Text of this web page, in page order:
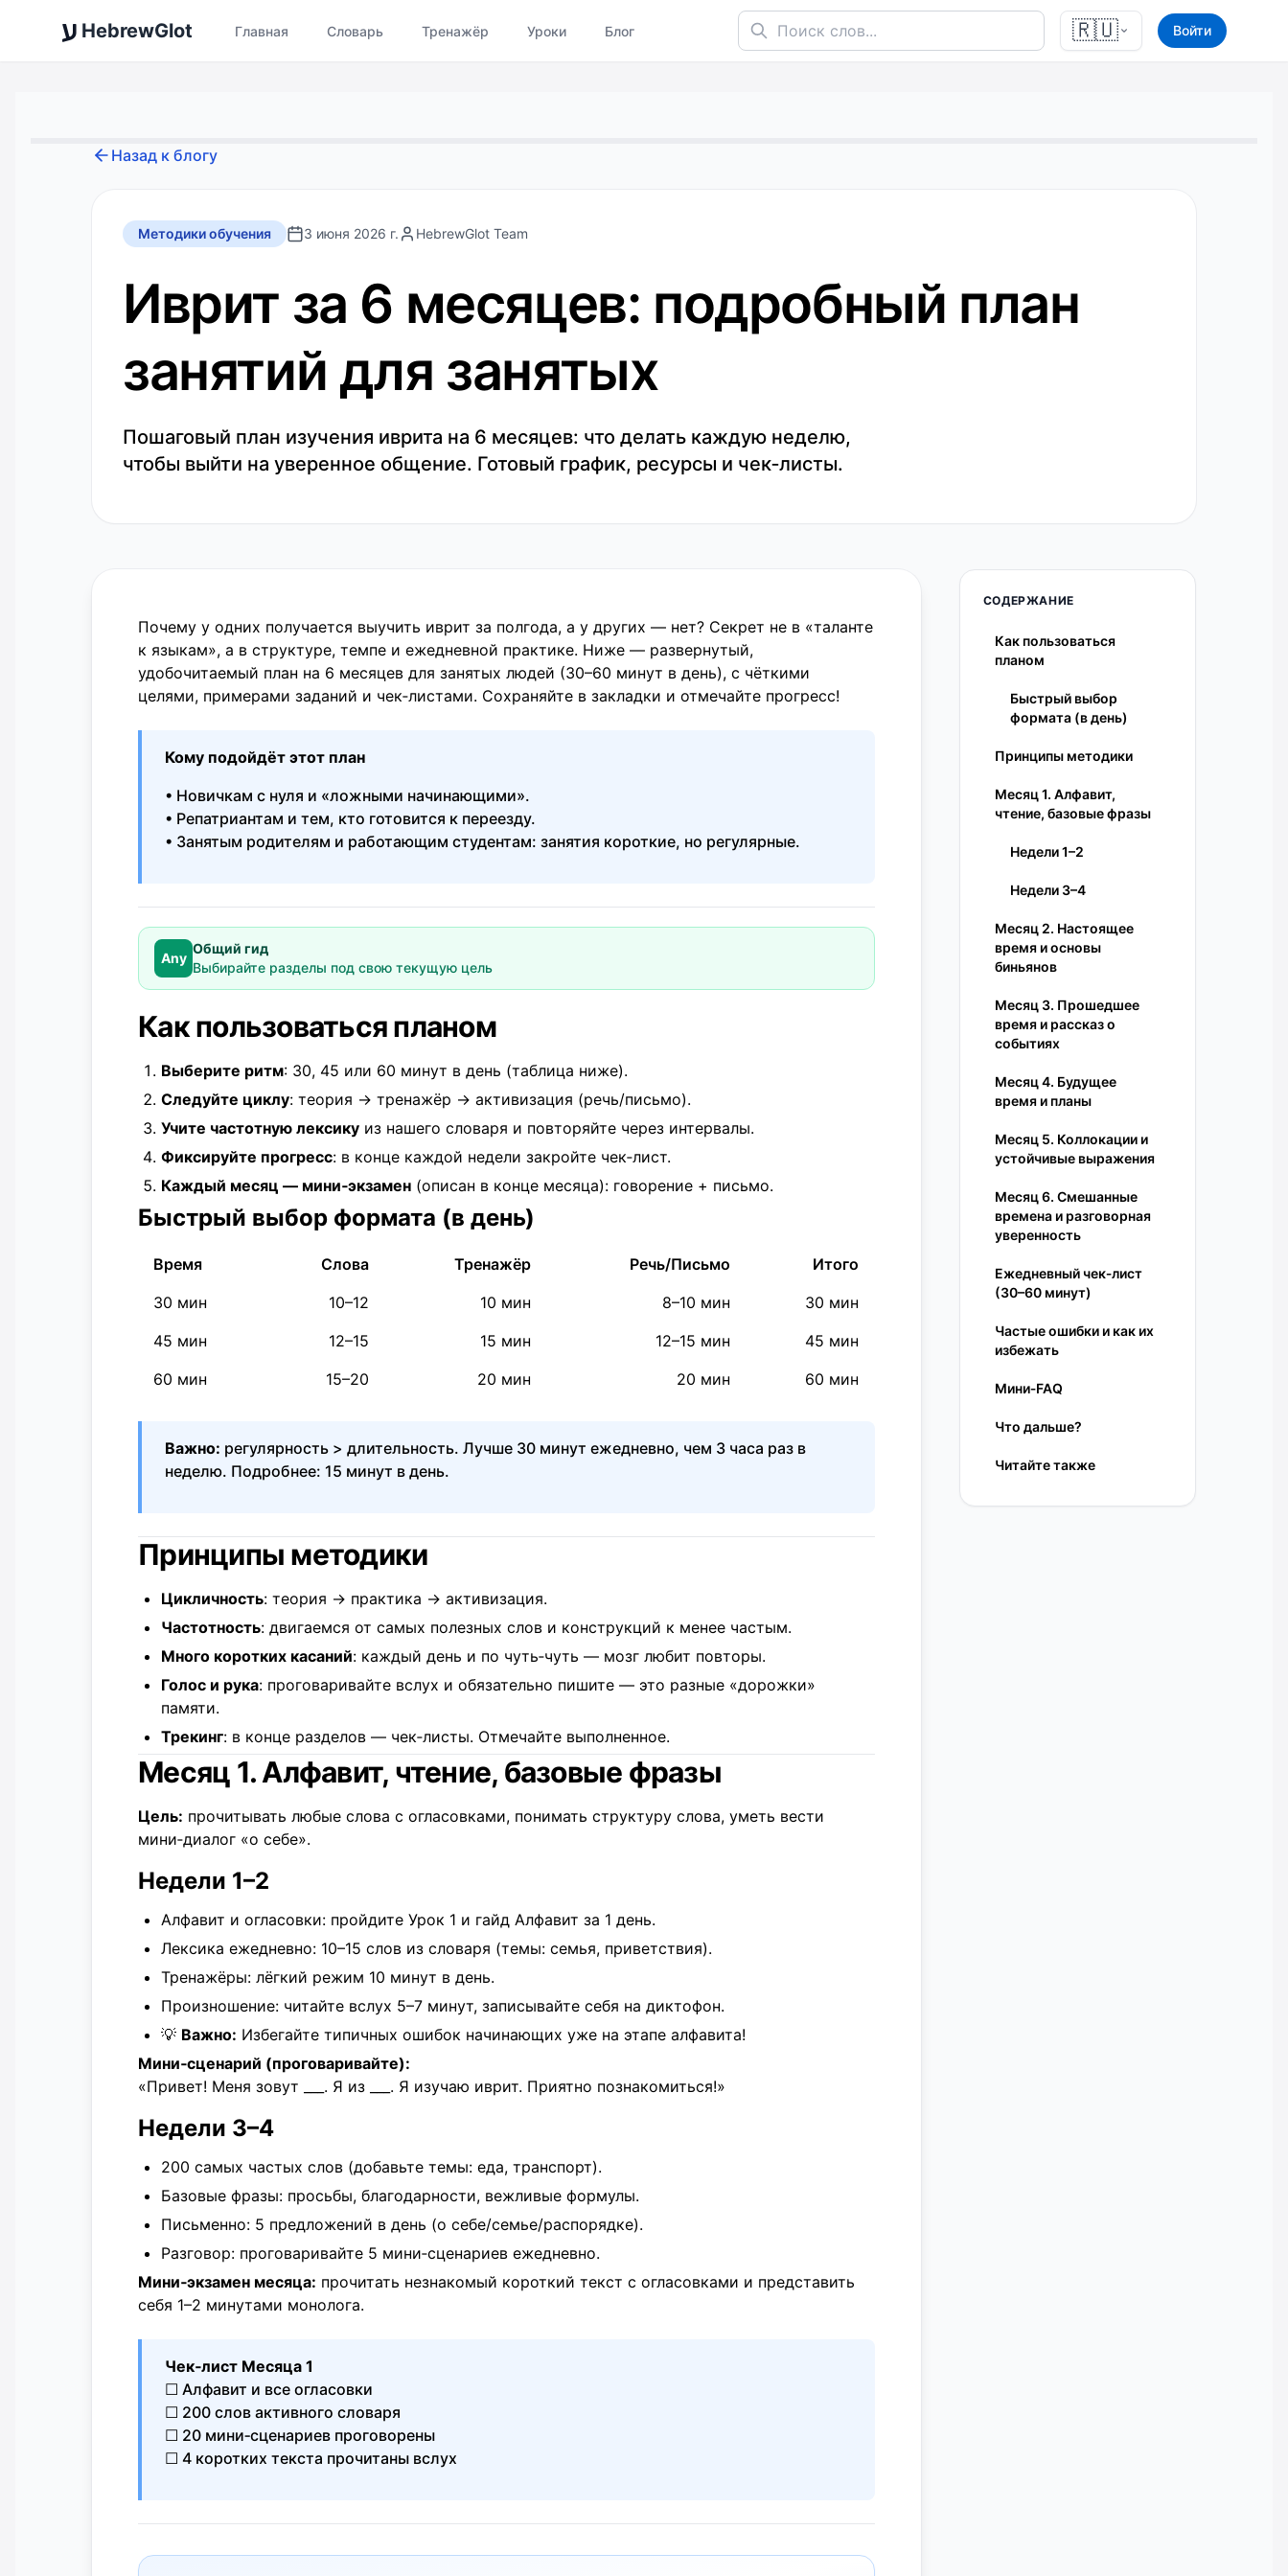
ע HebrewGlot Главная Словарь Тренажёр Уроки Блог
Поиск слов... 🇷🇺 Войти
Назад к блогу
Методики обучения 3 июня 2026 г. HebrewGlot Team
Иврит за 6 месяцев: подробный план
занятий для занятых
Пошаговый план изучения иврита на 6 месяцев: что делать каждую неделю,
чтобы выйти на уверенное общение. Готовый график, ресурсы и чек‑листы.
Почему у одних получается выучить иврит за полгода, а у других — нет? Секрет не в «таланте
к языкам», а в структуре, темпе и ежедневной практике. Ниже — развернутый,
удобочитаемый план на 6 месяцев для занятых людей (30–60 минут в день), с чёткими
целями, примерами заданий и чек‑листами. Сохраняйте в закладки и отмечайте прогресс!
Кому подойдёт этот план
• Новичкам с нуля и «ложными начинающими».
• Репатриантам и тем, кто готовится к переезду.
• Занятым родителям и работающим студентам: занятия короткие, но регулярные.
Any
Общий гид
Выбирайте разделы под свою текущую цель
Как пользоваться планом
Выберите ритм: 30, 45 или 60 минут в день (таблица ниже).
Следуйте циклу: теория → тренажёр → активизация (речь/письмо).
Учите частотную лексику из нашего словаря и повторяйте через интервалы.
Фиксируйте прогресс: в конце каждой недели закройте чек‑лист.
Каждый месяц — мини‑экзамен (описан в конце месяца): говорение + письмо.
Быстрый выбор формата (в день)
Время Слова Тренажёр Речь/Письмо
Итого
30 мин
10–12 10 мин 8–10 мин
30 мин
45 мин
12–15 15 мин 12–15 мин
45 мин
60 мин
15–20 20 мин 20 мин 60 мин
Важно: регулярность > длительность. Лучше 30 минут ежедневно, чем 3 часа раз в
неделю. Подробнее: 15 минут в день.
Принципы методики
Цикличность: теория → практика → активизация.
Частотность: двигаемся от самых полезных слов и конструкций к менее частым.
Много коротких касаний: каждый день и по чуть‑чуть — мозг любит повторы.
Голос и рука: проговаривайте вслух и обязательно пишите — это разные «дорожки»
памяти.
Трекинг: в конце разделов — чек‑листы. Отмечайте выполненное.
Месяц 1. Алфавит, чтение, базовые фразы
Цель: прочитывать любые слова с огласовками, понимать структуру слова, уметь вести
мини‑диалог «о себе».
Недели 1–2
Алфавит и огласовки: пройдите Урок 1 и гайд Алфавит за 1 день.
Лексика ежедневно: 10–15 слов из словаря (темы: семья, приветствия).
Тренажёры: лёгкий режим 10 минут в день.
Произношение: читайте вслух 5–7 минут, записывайте себя на диктофон.
💡 Важно: Избегайте типичных ошибок начинающих уже на этапе алфавита!
Мини‑сценарий (проговаривайте):
«Привет! Меня зовут ___. Я из ___. Я изучаю иврит. Приятно познакомиться!»
Недели 3–4
200 самых частых слов (добавьте темы: еда, транспорт).
Базовые фразы: просьбы, благодарности, вежливые формулы.
Письменно: 5 предложений в день (о себе/семье/распорядке).
Разговор: проговаривайте 5 мини‑сценариев ежедневно.
Мини‑экзамен месяца: прочитать незнакомый короткий текст с огласовками и представить
себя 1–2 минутами монолога.
Чек‑лист Месяца 1
☐ Алфавит и все огласовки
☐ 200 слов активного словаря
☐ 20 мини‑сценариев проговорены
☐ 4 коротких текстa прочитаны вслух
СОДЕРЖАНИЕ
Как пользоваться
планом
Быстрый выбор
формата (в день)
Принципы методики
Месяц 1. Алфавит,
чтение, базовые фразы
Недели 1–2
Недели 3–4
Месяц 2. Настоящее
время и основы
биньянов
Месяц 3. Прошедшее
время и рассказ о
событиях
Месяц 4. Будущее
время и планы
Месяц 5. Коллокации и
устойчивые выражения
Месяц 6. Смешанные
времена и разговорная
уверенность
Ежедневный чек‑лист
(30–60 минут)
Частые ошибки и как их
избежать
Мини‑FAQ
Что дальше?
Читайте также